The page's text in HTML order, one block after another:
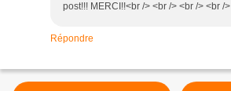
post!!! MERCI!!<br /> <br /> <br /> <br />
Répondre